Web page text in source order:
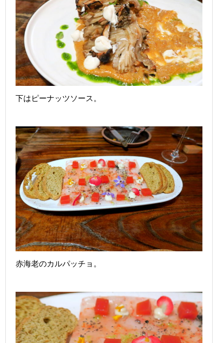
下はピーナッツソース。
赤海老のカルパッチョ。